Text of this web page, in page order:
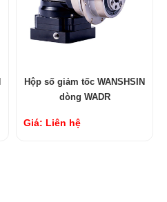
Hộp số giảm tốc WANSHSIN
dòng WADR
Giá: Liên hệ